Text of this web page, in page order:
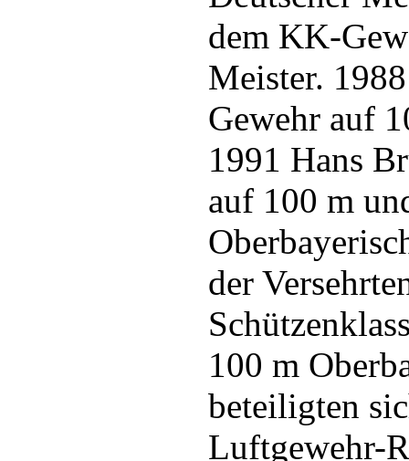
dem KK-
Meister.
Gewehr auf
1991 Hans
auf 100 m
der
100 m
beteiligten
Luftgewehr-